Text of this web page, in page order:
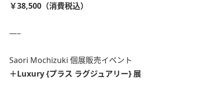
￥38,500（消費税込）
—–
Saori Mochizuki 個展販売イベント
＋Luxury {プラス ラグジュアリー} 展